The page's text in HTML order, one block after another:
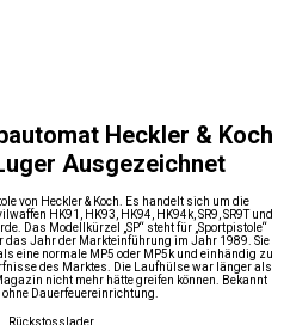
Heckler & Koch
Ausgezeichnet
von Heckler & Koch. Es handelt sich um die
HK91, HK93, HK94, HK94k, SR9, SR9T und
Das Modellkürzel „SP“ steht für „Sportpistole“
das Jahr der Markteinführung im Jahr 1989. Sie
eine normale MP5 oder MP5k und einhändig zu
des Marktes. Die Laufhülse war länger als
nicht mehr hätte greifen können. Bekannt
Dauerfeuereinrichtung.
Rückstosslader